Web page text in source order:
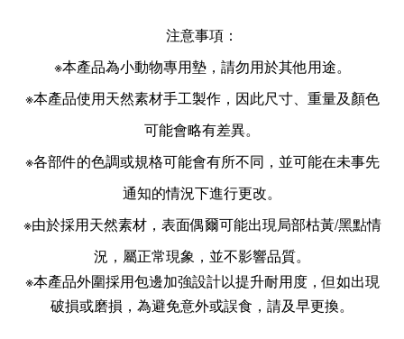
注意事項：
※本產品為小動物專用墊，請勿用於其他用途。
※本產品使用天然素材手工製作，因此尺寸、重量及顏色
可能會略有差異。
※各部件的色調或規格可能會有所不同，並可能在未事先
通知的情況下進行更改。
※由於採用天然素材，表面偶爾可能出現局部枯黃/黑點情
況，屬正常現象，並不影響品質。
※本產品外圍採用包邊加強設計以提升耐用度，但如出現
破損或磨損，為避免意外或誤食，請及早更換。